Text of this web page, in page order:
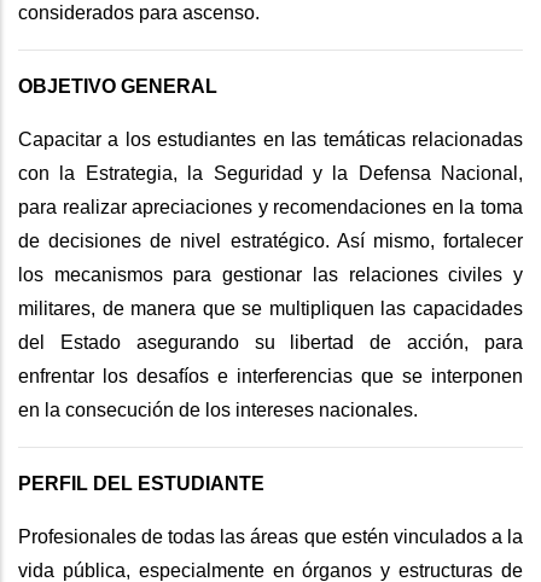
considerados para ascenso.
OBJETIVO GENERAL
Capacitar a los estudiantes en las temáticas relacionadas
con la Estrategia, la Seguridad y la Defensa Nacional,
para realizar apreciaciones y recomendaciones en la toma
de decisiones de nivel estratégico. Así mismo, fortalecer
los mecanismos para gestionar las relaciones civiles y
militares, de manera que se multipliquen las capacidades
del Estado asegurando su libertad de acción, para
enfrentar los desafíos e interferencias que se interponen
en la consecución de los intereses nacionales.
PERFIL DEL ESTUDIANTE
Profesionales de todas las áreas que estén vinculados a la
vida pública, especialmente en órganos y estructuras de